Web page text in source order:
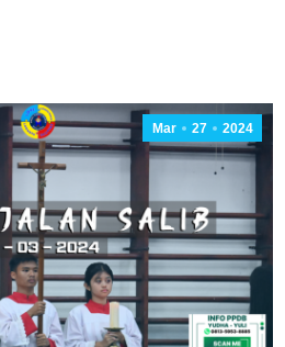
Mar 27 2024